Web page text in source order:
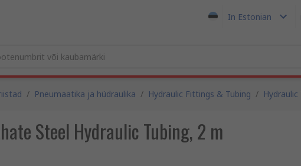
In Estonian
/ Pneumaatika ja hüdraulika / Hydraulic Fittings & Tubing / Hydraulic
Steel Hydraulic Tubing, 2 m